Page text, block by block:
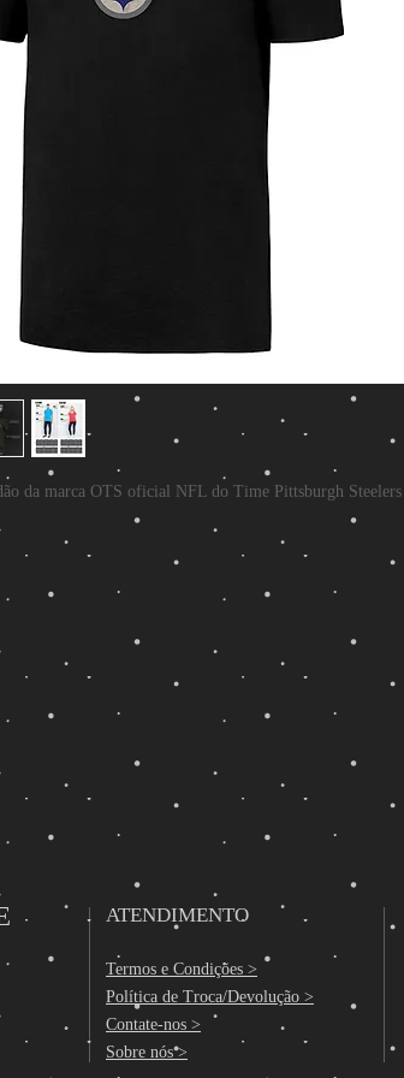
da marca OTS oficial NFL do Time Pittsburgh Steelers
ATENDIMENTO
Termos e Condições >
Política de Troca/Devolução >
Contate-nos >
Sobre nós >